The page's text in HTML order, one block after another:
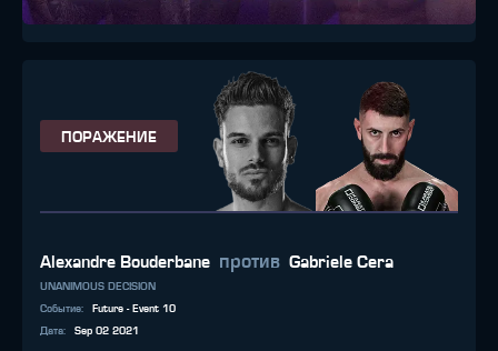
ПОРАЖЕНИЕ
Alexandre Bouderbane против Gabriele Cera
UNANIMOUS DECISION
Событие:
Future - Event 10
Дата: Sep 02 2021